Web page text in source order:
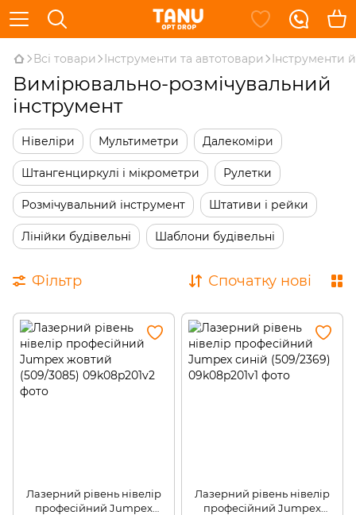
Всі товари Інструменти та автотовари Інструменти
Вимірювально-розмічувальний
інструмент
Нівеліри Мультиметри Далекоміри
Штангенциркулі і мікрометри Рулетки
Розмічувальний інструмент Штативи і рейки
Лінійки будівельні Шаблони будівельні
Фільтр Спочатку нові
Лазерний рівень нівелір
професійний Jumpex
Лазерний рівень нівелір
професійний Jumpex